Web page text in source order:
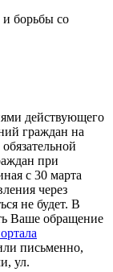
борьбы со
действующего
граждан на
при
с 30 марта
через
не будет. В
Ваше обращение
письменно,
ул.